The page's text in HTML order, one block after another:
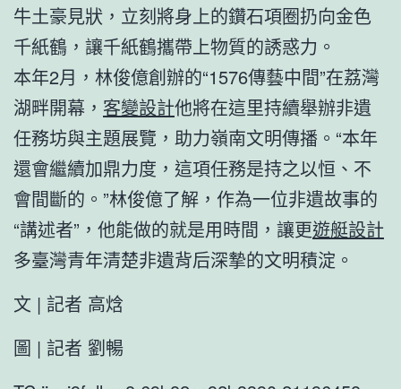
牛土豪見狀，立刻將身上的鑽石項圈扔向金色
千紙鶴，讓千紙鶴攜帶上物質的誘惑力。
本年2月，林俊億創辦的“1576傳藝中間”在荔灣
湖畔開幕， 客變設計他將在這里持續舉辦非遺
任務坊與主題展覽，助力嶺南文明傳播。“本年
還會繼續加鼎力度，這項任務是持之以恒、不
會間斷的。”林俊億了解，作為一位非遺故事的
“講述者”，他能做的就是用時間，讓更遊艇設計
多臺灣青年清楚非遺背后深摯的文明積淀。
文 | 記者 高焓
圖 | 記者 劉暢